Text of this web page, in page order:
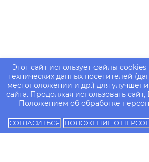
Этот сайт использует файлы
технических данных посетителей
местоположении и др.) для
сайта. Продолжая использовать
Положением об обработке
СОГЛАСИТЬСЯ ПОЛОЖЕНИЕ О